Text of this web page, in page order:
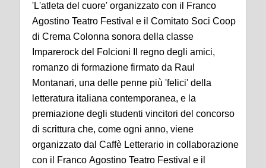
'L'atleta del cuore' organizzato con il Franco
Agostino Teatro Festival e il Comitato Soci Coop
di Crema Colonna sonora della classe
Imparerock del Folcioni Il regno degli amici,
romanzo di formazione firmato da Raul
Montanari, una delle penne più 'felici' della
letteratura italiana contemporanea, e la
premiazione degli studenti vincitori del concorso
di scrittura che, come ogni anno, viene
organizzato dal Caffè Letterario in collaborazione
con il Franco Agostino Teatro Festival e il